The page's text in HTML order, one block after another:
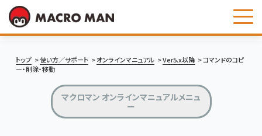
トップ 使い方／サポート オンラインマニュアル Ver5.x以降
コマンドのコピ
ー・削除・移動
マクロマン オンラインマニュアルメニュ
ー